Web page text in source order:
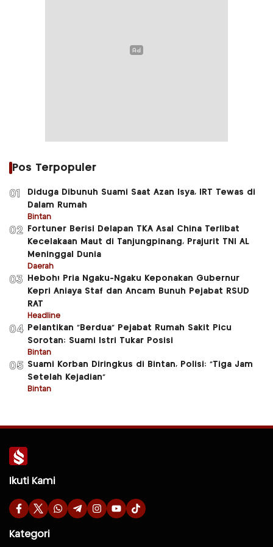
Pos Terpopuler
01
Diduga Dibunuh Suami Saat Azan Isya, IRT Tewas di
Dalam Rumah
Bintan
02
Fortuner Berisi Delapan TKA Asal China Terlibat
Kecelakaan Maut di Tanjungpinang, Prajurit TNI AL
Meninggal Dunia
Daerah
03
Heboh! Pria Ngaku-Ngaku Keponakan Gubernur
Kepri Aniaya Staf dan Ancam Bunuh Pejabat RSUD
RAT
Headline
04
Pelantikan “Berdua” Pejabat Rumah Sakit Picu
Sorotan: Suami Istri Tukar Posisi
Bintan
05 Suami Korban Diringkus di Bintan, Polisi: “Tiga Jam
Setelah Kejadian”
Bintan
Ikuti Kami
Kategori